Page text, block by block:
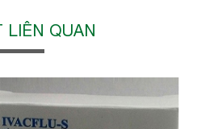
LIÊN QUAN